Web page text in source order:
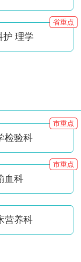
护 理学
省重点
检验科
市重点
血科
市重点
营养科